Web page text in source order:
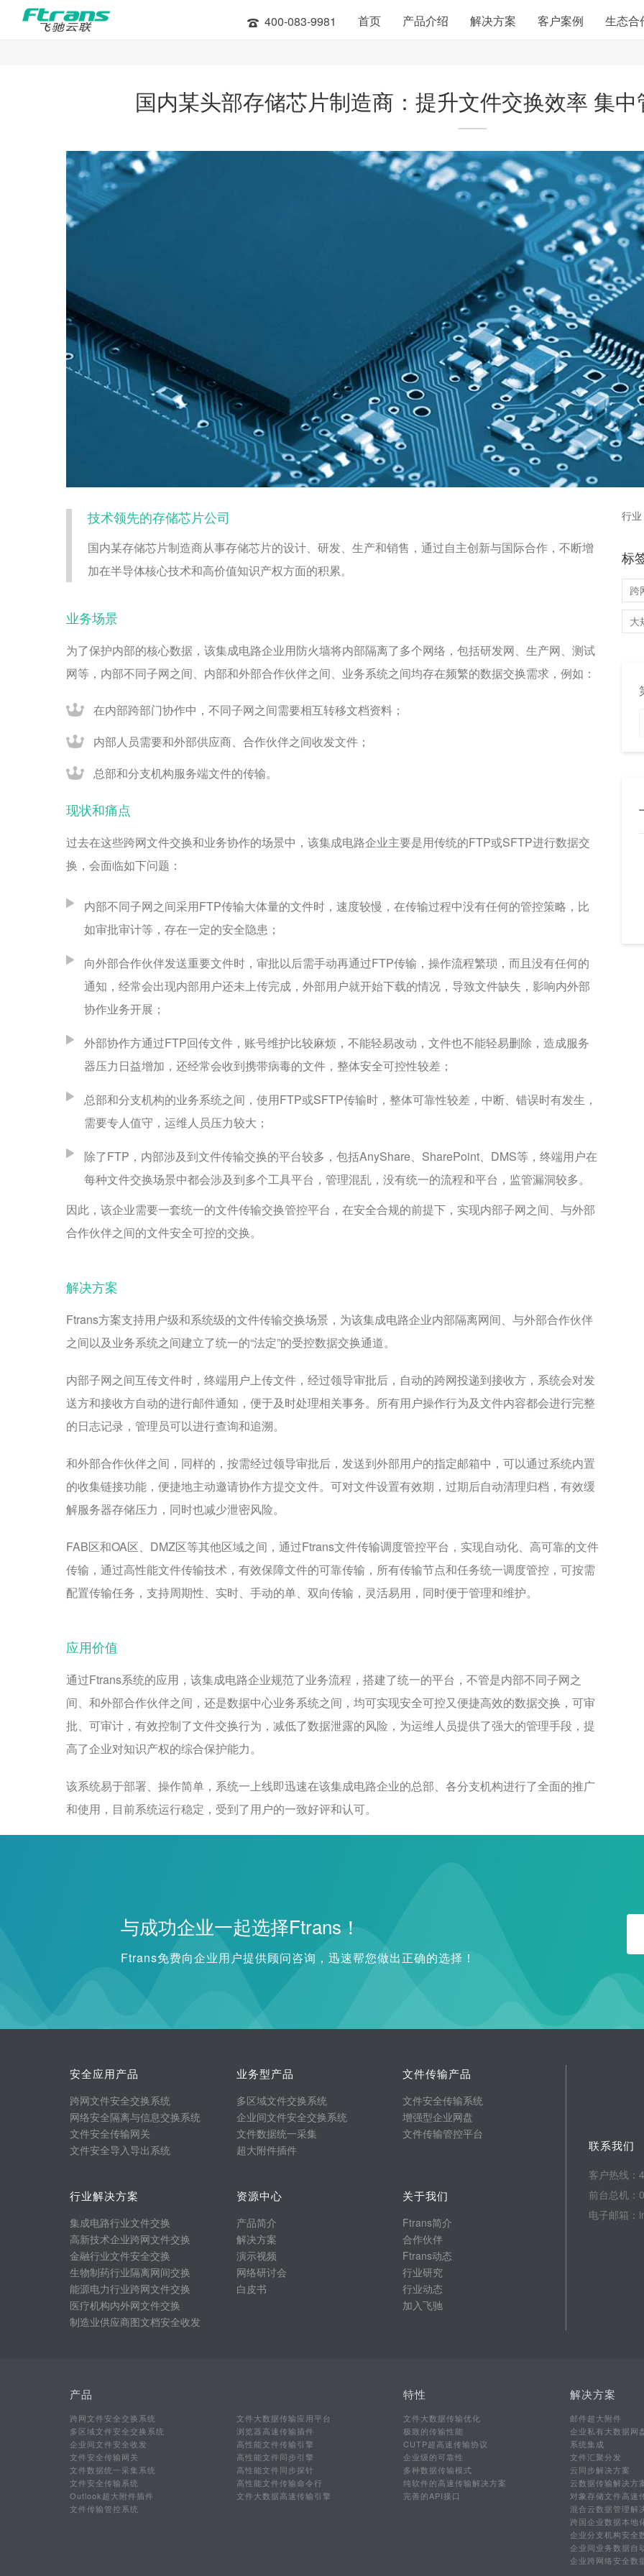
400-083-9981 首页 产品介绍 解决方案 客户案例 生态合
国内某头部存储芯片制造商：提升文件交换效率 集
技术领先的存储芯片公司
国内某存储芯片制造商从事存储芯片的设计、研发、生产和销售，通过自主创新与国际合作，不断增
加在半导体核心技术和高价值知识产权方面的积累。
业务场景
为了保护内部的核心数据，该集成电路企业用防火墙将内部隔离了多个网络，包括研发网、生产网、测试
网等，内部不同子网之间、内部和外部合作伙伴之间、业务系统之间均存在频繁的数据交换需求，例如：
在内部跨部门协作中，不同子网之间需要相互转移文档资料；
内部人员需要和外部供应商、合作伙伴之间收发文件；
总部和分支机构服务端文件的传输。
现状和痛点
过去在这些跨网文件交换和业务协作的场景中，该集成电路企业主要是用传统的FTP或SFTP进行数据交
换，会面临如下问题：
内部不同子网之间采用FTP传输大体量的文件时，速度较慢，在传输过程中没有任何的管控策略，比
如审批审计等，存在一定的安全隐患；
向外部合作伙伴发送重要文件时，审批以后需手动再通过FTP传输，操作流程繁琐，而且没有任何的
通知，经常会出现内部用户还未上传完成，外部用户就开始下载的情况，导致文件缺失，影响内外部
协作业务开展；
外部协作方通过FTP回传文件，账号维护比较麻烦，不能轻易改动，文件也不能轻易删除，造成服务
器压力日益增加，还经常会收到携带病毒的文件，整体安全可控性较差；
总部和分支机构的业务系统之间，使用FTP或SFTP传输时，整体可靠性较差，中断、错误时有发生，
需要专人值守，运维人员压力较大；
除了FTP，内部涉及到文件传输交换的平台较多，包括AnyShare、SharePoint、DMS等，终端用户在
每种文件交换场景中都会涉及到多个工具平台，管理混乱，没有统一的流程和平台，监管漏洞较多。
因此，该企业需要一套统一的文件传输交换管控平台，在安全合规的前提下，实现内部子网之间、与外部
合作伙伴之间的文件安全可控的交换。
解决方案
Ftrans方案支持用户级和系统级的文件传输交换场景，为该集成电路企业内部隔离网间、与外部合作伙伴
之间以及业务系统之间建立了统一的“法定”的受控数据交换通道。
内部子网之间互传文件时，终端用户上传文件，经过领导审批后，自动的跨网投递到接收方，系统会对发
送方和接收方自动的进行邮件通知，便于及时处理相关事务。所有用户操作行为及文件内容都会进行完整
的日志记录，管理员可以进行查询和追溯。
和外部合作伙伴之间，同样的，按需经过领导审批后，发送到外部用户的指定邮箱中，可以通过系统内置
的收集链接功能，便捷地主动邀请协作方提交文件。可对文件设置有效期，过期后自动清理归档，有效缓
解服务器存储压力，同时也减少泄密风险。
FAB区和OA区、DMZ区等其他区域之间，通过Ftrans文件传输调度管控平台，实现自动化、高可靠的文件
传输，通过高性能文件传输技术，有效保障文件的可靠传输，所有传输节点和任务统一调度管控，可按需
配置传输任务，支持周期性、实时、手动的单、双向传输，灵活易用，同时便于管理和维护。
应用价值
通过Ftrans系统的应用，该集成电路企业规范了业务流程，搭建了统一的平台，不管是内部不同子网之
间、和外部合作伙伴之间，还是数据中心业务系统之间，均可实现安全可控又便捷高效的数据交换，可审
批、可审计，有效控制了文件交换行为，减低了数据泄露的风险，为运维人员提供了强大的管理手段，提
高了企业对知识产权的综合保护能力。
该系统易于部署、操作简单，系统一上线即迅速在该集成电路企业的总部、各分支机构进行了全面的推广
和使用，目前系统运行稳定，受到了用户的一致好评和认可。
行业
标
跨
大
与成功企业一起选择Ftrans！
Ftrans免费向企业用户提供顾问咨询，迅速帮您做出正确的选择！
安全应用产品
跨网文件安全交换系统
网络安全隔离与信息交换系统
文件安全传输网关
文件安全导入导出系统
业务型产品
多区域文件交换系统
企业间文件安全交换系统
文件数据统一采集
超大附件插件
文件传输产品
文件安全传输系统
增强型企业网盘
文件传输管控平台
行业解决方案
集成电路行业文件交换
高新技术企业跨网文件交换
金融行业文件安全交换
生物制药行业隔离网间交换
能源电力行业跨网文件交换
医疗机构内外网文件交换
制造业供应商图文档安全收发
资源中心
产品简介
解决方案
演示视频
网络研讨会
白皮书
关于我们
Ftrans简介
合作伙伴
Ftrans动态
行业研究
行业动态
加入飞驰
联系我们
客户热线：
前台总机：
电子邮箱：
产品
跨网文件安全交换系统
多区域文件安全交换系统
企业间文件安全收发
文件安全传输网关
文件数据统一采集系统
文件安全传输系统
Outlook超大附件插件
文件传输管控系统
文件大数据传输应用平台
浏览器高速传输插件
高性能文件传输引擎
高性能文件同步引擎
高性能文件同步探针
高性能文件传输命令行
文件大数据高速传输引擎
特性
文件大数据传输优化
极致的传输性能
CUTP超高速传输协议
企业级的可靠性
多种数据传输模式
纯软件的高速传输解决方案
完善的API接口
解决方案
邮件超大附件
企业私有大数据网
系统集成
文件汇聚分发
云同步解决方案
云数据传输解决方
对象存储文件高速
混合云数据管理解
跨国企业数据本地
企业分支机构安全
企业间业务数据自
企业跨网络安全数